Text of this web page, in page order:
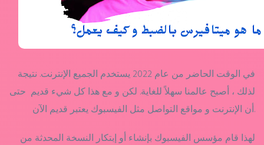
في الوقت الحاضر من عام 2022 يستخدم الجميع الإنترنت. نتيجة
لذلك ، أصبح عالمنا سهلاً للغاية. لكن و مع هذا كل شيء قديم حتى
أن الإنترنت و مواقع التواصل مثل الفيسبوك يعتبر قديم الآن.
لهذا قام مؤسس الفيسبوك بإنشاء أو إبتكار النسخة المحدثة من